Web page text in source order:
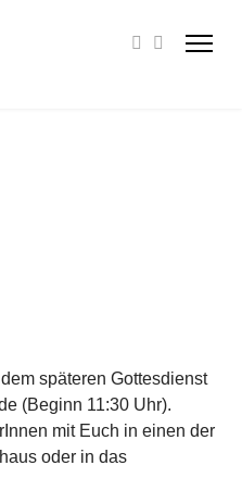
späteren Gottesdienst
(Beginn 11:30 Uhr).
mit Euch in einen der
oder in das